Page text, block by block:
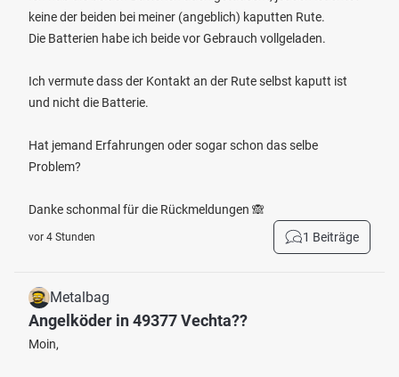
keine der beiden bei meiner (angeblich) kaputten Rute.
Die Batterien habe ich beide vor Gebrauch vollgeladen.
Ich vermute dass der Kontakt an der Rute selbst kaputt ist
und nicht die Batterie.
Hat jemand Erfahrungen oder sogar schon das selbe
Problem?
Danke schonmal für die Rückmeldungen 🙈
vor 4 Stunden 1 Beiträge
Metalbag
Angelköder in 49377 Vechta??
Moin,